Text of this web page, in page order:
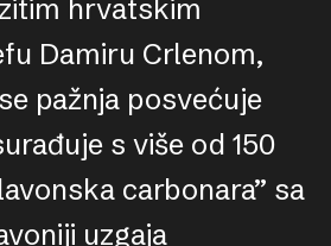
hrvatskim
Damiru Crlenom,
pažnja posvećuje
s više od 150
carbonara” sa
uzgaja